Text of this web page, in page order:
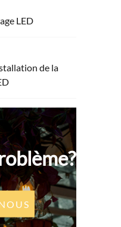
LED
de la